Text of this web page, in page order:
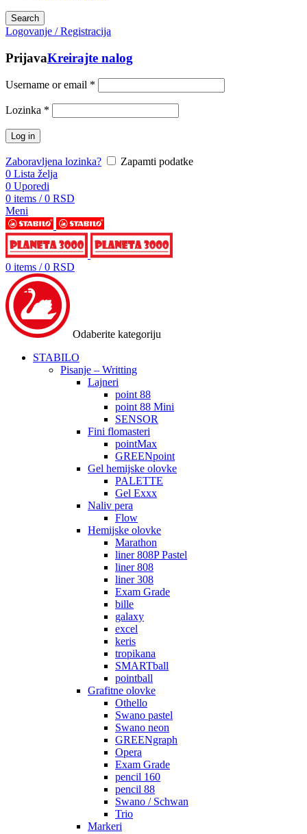
Search
Logovanje / Registracija
PrijavaKreirajte nalog
Username or email *
Lozinka *
Log in
Zaboravljena lozinka?
Zapamti podatke
0 Lista želja
0 Uporedi
0 items / 0 RSD
Meni
0 items / 0 RSD
Odaberite kategoriju
STABILO
Pisanje – Writting
Lajneri
point 88
point 88 Mini
SENSOR
Fini flomasteri
pointMax
GREENpoint
Gel hemijske olovke
PALETTE
Gel Exxx
Naliv pera
Flow
Hemijske olovke
Marathon
liner 808P Pastel
liner 808
liner 308
Exam Grade
bille
galaxy
excel
keris
tropikana
SMARTball
pointball
Grafitne olovke
Othello
Swano pastel
Swano neon
GREENgraph
Opera
Exam Grade
pencil 160
pencil 88
Swano / Schwan
Trio
Markeri